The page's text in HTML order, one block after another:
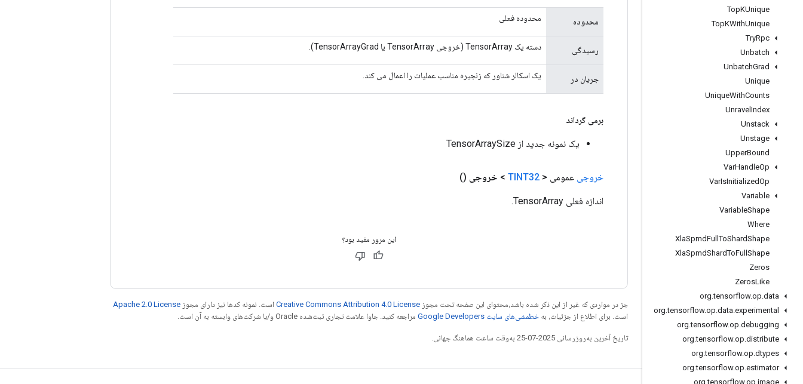
TopKUnique
TopKWithUnique
TryRpc
Unbatch
UnbatchGrad
Unique
UniqueWithCounts
Unravel Index
Unstack
Unstage
UpperBound
VarHandleOp
VarIsInitializedOp
Variable
VariableShape
Where
XlaSpmdFullToShardShape
XlaSpmdShardToFull Shape
Zeros
ZerosLike
org.tensorflow.op.data
org.tensorflow.op.data.experimental
org.tensorflow.op.debugging
org.tensorflow.op.distribute
org.tensorflow.op.dtypes
org.tensorflow.op.estimator
org .tensorflow.op image
محدوده محدوده فعلی
رسیدگی دسته یک TensorArray (خروجی TensorArray یا TensorArrayGrad).
جریان در یک اسکالر شناور که زنجیره مناسب عملیات را اعمال می کند.
برمی گرداند
یک نمونه جدید از TensorArraySize
خروجی عمومی < TINT32
> خروجی ()
اندازه فعلی TensorArray.
این مرور مفید بود؟
جز در مواردی که غیر از این ذکر شده باشد،‌محتوای این صفحه تحت مجوز Creative Commons Attribution 4.0 License است. نمونه کدها نیز دارای مجوز Apache 2.0 License
است. برای اطلاع از جزئیات، به خطمشی‌های سایت Google Developers‏ مراجعه کنید. جاوا علامت تجاری ثبت‌شده Oracle و/یا شرکت‌های وابسته به آن است.
تاریخ آخرین به‌روزرسانی 2025-07-25 به‌وقت ساعت هماهنگ جهانی.